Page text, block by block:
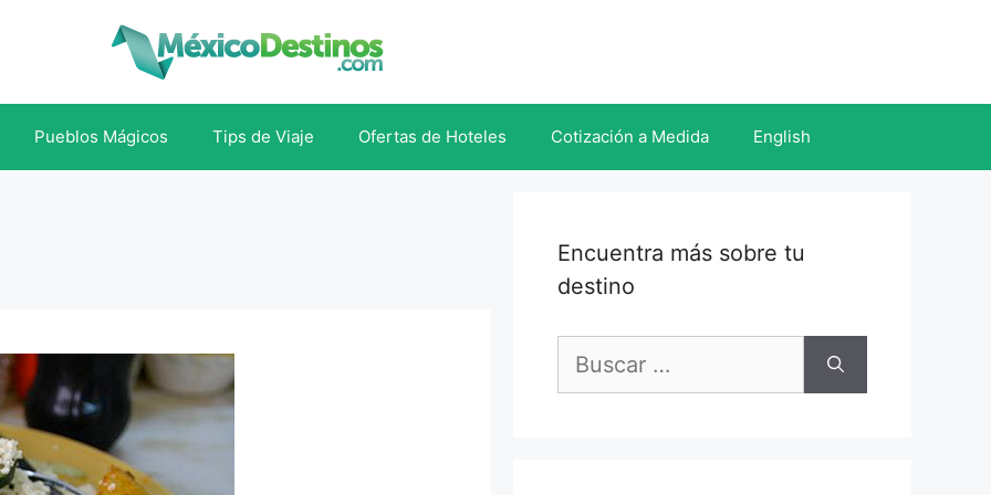
Pueblos Mágicos Tips de Viaje Ofertas de Hoteles Cotización a Medida English
Encuentra más sobre tu
destino